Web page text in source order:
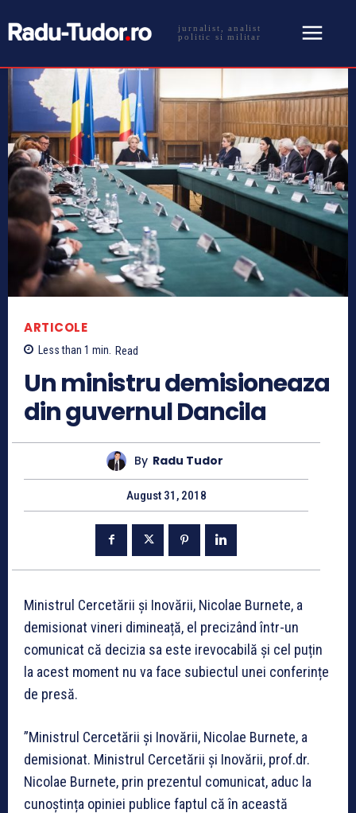
jurnalist, analist
politic si militar
ARTICOLE
Less than 1 min. Read
Un ministru demisioneaza
din guvernul Dancila
By Radu Tudor
August 31, 2018
Ministrul Cercetării și Inovării, Nicolae Burnete, a
demisionat vineri dimineață, el precizând într-un
comunicat că decizia sa este irevocabilă și cel puțin
la acest moment nu va face subiectul unei conferințe
de presă.
”Ministrul Cercetării și Inovării, Nicolae Burnete, a
demisionat. Ministrul Cercetării și Inovării, prof.dr.
Nicolae Burnete, prin prezentul comunicat, aduc la
cunoștința opiniei publice faptul că în această